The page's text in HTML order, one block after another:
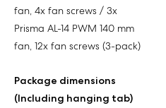
fan, 4x fan screws / 3x
Prisma AL-14 PWM 140 mm
fan, 12x fan screws (3-pack)
Package dimensions
(Including hanging tab)